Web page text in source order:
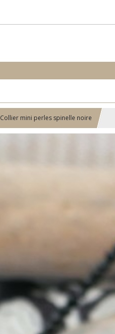
Collier mini perles spinelle noire